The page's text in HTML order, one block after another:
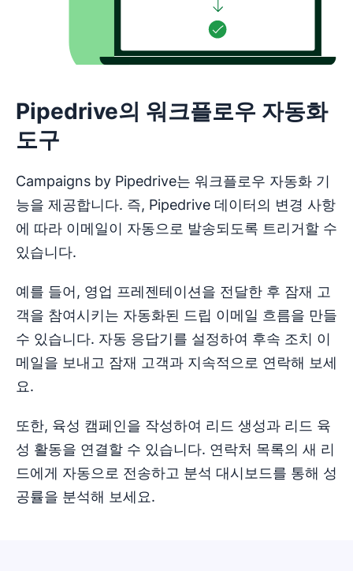
Pipedrive의 워크플로우 자동화
도구
Campaigns by Pipedrive는 워크플로우 자동화 기
능을 제공합니다. 즉, Pipedrive 데이터의 변경 사항
에 따라 이메일이 자동으로 발송되도록 트리거할 수
있습니다.
예를 들어, 영업 프레젠테이션을 전달한 후 잠재 고
객을 참여시키는 자동화된 드립 이메일 흐름을 만들
수 있습니다. 자동 응답기를 설정하여 후속 조치 이
메일을 보내고 잠재 고객과 지속적으로 연락해 보세
요.
또한, 육성 캠페인을 작성하여 리드 생성과 리드 육
성 활동을 연결할 수 있습니다. 연락처 목록의 새 리
드에게 자동으로 전송하고 분석 대시보드를 통해 성
공률을 분석해 보세요.